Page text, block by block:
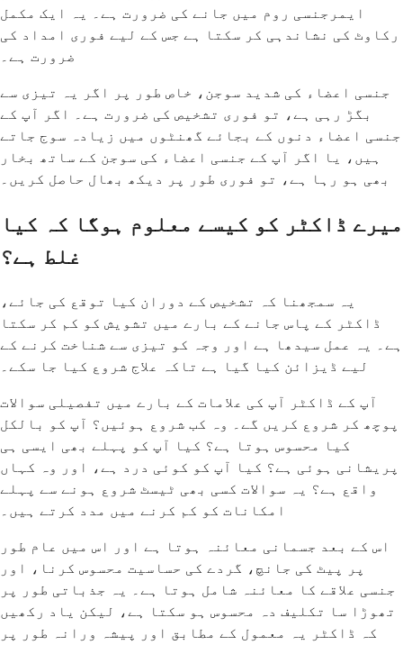
ایمرجنسی روم میں جانے کی ضرورت ہے۔ یہ ایک مکمل
رکاوٹ کی نشاندہی کر سکتا ہے جس کے لیے فوری امداد کی
ضرورت ہے۔
جنسی اعضاء کی شدید سوجن، خاص طور پر اگر یہ تیزی سے
بگڑ رہی ہے، تو فوری تشخیص کی ضرورت ہے۔ اگر آپ کے
جنسی اعضاء دنوں کے بجائے گھنٹوں میں زیادہ سوج جاتے
ہیں، یا اگر آپ کے جنسی اعضاء کی سوجن کے ساتھ بخار
بھی ہو رہا ہے، تو فوری طور پر دیکھ بھال حاصل کریں۔
میرے ڈاکٹر کو کیسے معلوم ہوگا کہ کیا
غلط ہے؟
یہ سمجھنا کہ تشخیص کے دوران کیا توقع کی جائے،
ڈاکٹر کے پاس جانے کے بارے میں تشویش کو کم کر سکتا
ہے۔ یہ عمل سیدھا ہے اور وجہ کو تیزی سے شناخت کرنے کے
لیے ڈیزائن کیا گیا ہے تاکہ علاج شروع کیا جا سکے۔
آپ کے ڈاکٹر آپ کی علامات کے بارے میں تفصیلی سوالات
پوچھ کر شروع کریں گے۔ وہ کب شروع ہوئیں؟ آپ کو بالکل
کیا محسوس ہوتا ہے؟ کیا آپ کو پہلے بھی ایسی ہی
پریشانی ہوئی ہے؟ کیا آپ کو کوئی درد ہے، اور وہ کہاں
واقع ہے؟ یہ سوالات کسی بھی ٹیسٹ شروع ہونے سے پہلے
امکانات کو کم کرنے میں مدد کرتے ہیں۔
اس کے بعد جسمانی معائنہ ہوتا ہے اور اس میں عام طور
پر پیٹ کی جانچ، گردے کی حساسیت محسوس کرنا، اور
جنسی علاقے کا معائنہ شامل ہوتا ہے۔ یہ جذباتی طور پر
تھوڑا سا تکلیف دہ محسوس ہو سکتا ہے، لیکن یاد رکھیں
کہ ڈاکٹر یہ معمول کے مطابق اور پیشہ ورانہ طور پر